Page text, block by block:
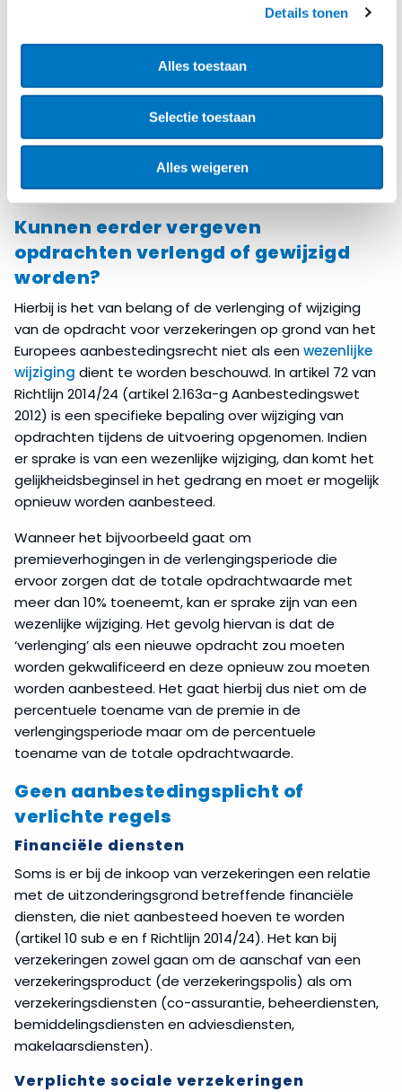
Details tonen
Alles toestaan
Selectie toestaan
Alles weigeren
een raamovereenkomst?
Dit kan, maar hangt af van de vorm van de
overeenkomst. Het verschil tussen een
raamovereenkomst
‘overheidsopdracht’, ligt in het feit dat bij de laatste
sprake moet zijn van een bezwarende titel. Indien er in
uw geval sprake is van een bezwarende titel ligt de
conclusie voor de hand dat het niet gaat om een
raamovereenkomst.
Kunnen eerder vergeven
opdrachten verlengd of gewijzigd
worden?
Hierbij is het van belang of de verlenging of wijziging
van de opdracht voor verzekeringen op grond van het
Europees aanbestedingsrecht niet als eenwezenlijke
wijziging dient te worden beschouwd. In artikel 72 van
Richtlijn 2014/24 (artikel 2.163a-g Aanbestedingswet
2012) is een specifieke bepaling over wijziging van
opdrachten tijdens de uitvoering opgenomen. Indien
er sprake is van een wezenlijke wijziging, dan komt het
gelijkheidsbeginsel in het gedrang en moet er mogelijk
opnieuw worden aanbesteed.
Wanneer het bijvoorbeeld gaat om
premieverhogingen in de verlengingsperiode die
ervoor zorgen dat de totale opdrachtwaarde met
meer dan 10% toeneemt, kan er sprake zijn van een
wezenlijke wijziging. Het gevolg hiervan is dat de
‘verlenging’ als een nieuwe opdracht zou moeten
worden gekwalificeerd en deze opnieuw zou moeten
worden aanbesteed. Het gaat hierbij dus niet om de
percentuele toename van de premie in de
verlengingsperiode maar om de percentuele
toename van de totale opdrachtwaarde.
Geen aanbestedingsplicht of
verlichte regels
Financiële diensten
Soms is er bij de inkoop van verzekeringen een relatie
met de uitzonderingsgrond betreffende financiële
diensten, die niet aanbesteed hoeven te worden
(artikel 10 sub e en f Richtlijn 2014/24). Het kan bij
verzekeringen zowel gaan om de aanschaf van een
verzekeringsproduct (de verzekeringspolis) als om
verzekeringsdiensten (co-assurantie, beheerdiensten,
bemiddelingsdiensten en adviesdiensten,
makelaarsdiensten).
Verplichte sociale verzekeringen